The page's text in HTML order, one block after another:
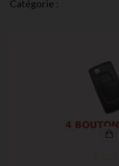
Catégorie :